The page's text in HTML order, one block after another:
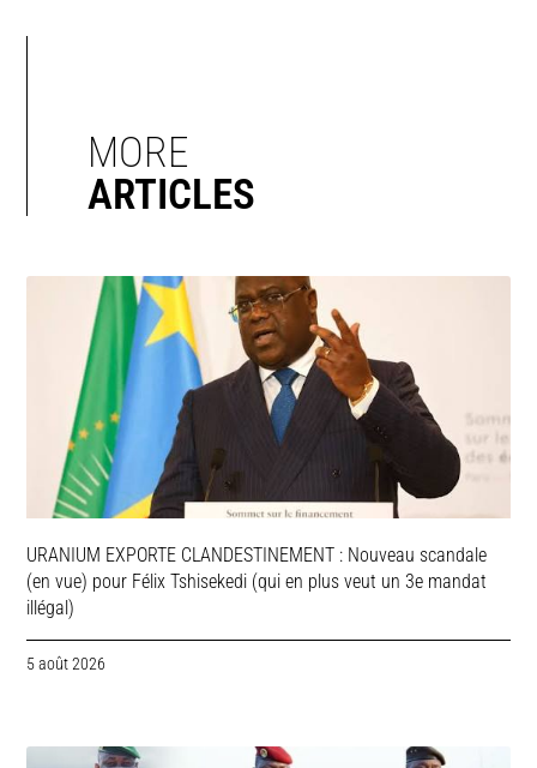
MORE
ARTICLES
URANIUM EXPORTE CLANDESTINEMENT : Nouveau scandale
(en vue) pour Félix Tshisekedi (qui en plus veut un 3e mandat
illégal)
5 août 2026